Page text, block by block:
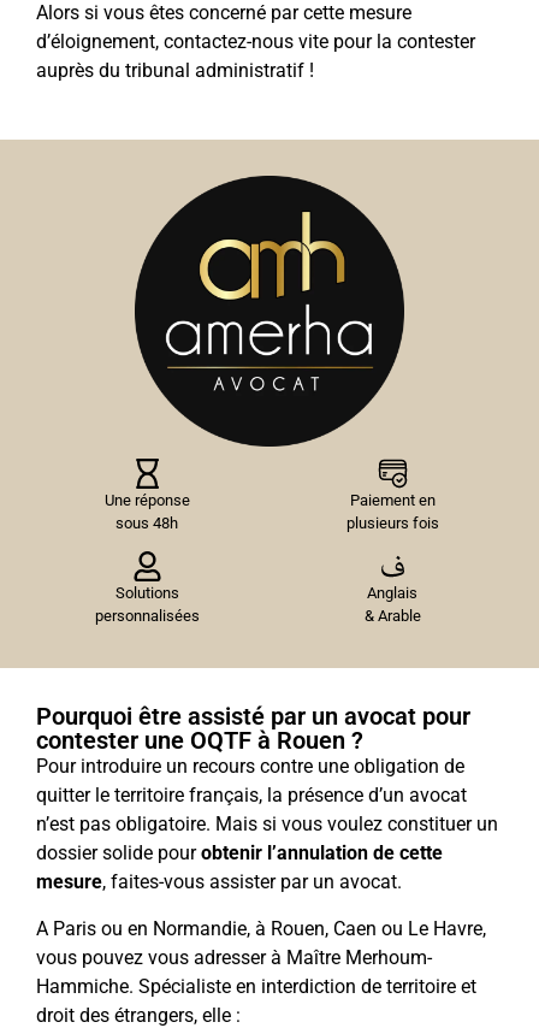
Alors si vous êtes concerné par cette mesure
d’éloignement, contactez-nous vite pour la contester
auprès du tribunal administratif !
Une réponse
sous 48h
Paiement en
plusieurs fois
Solutions
personnalisées
Anglais
& Arable
Pourquoi être assisté par un avocat pour
contester une OQTF à Rouen ?
Pour introduire un recours contre une obligation de
quitter le territoire français, la présence d’un avocat
n’est pas obligatoire. Mais si vous voulez constituer un
dossier solide pourobtenir l’annulation de cette
mesure, faites-vous assister par un avocat.
A Paris ou en Normandie, à Rouen, Caen ou Le Havre,
vous pouvez vous adresser à Maître Merhoum-
Hammiche. Spécialiste en interdiction de territoire et
droit des étrangers, elle :